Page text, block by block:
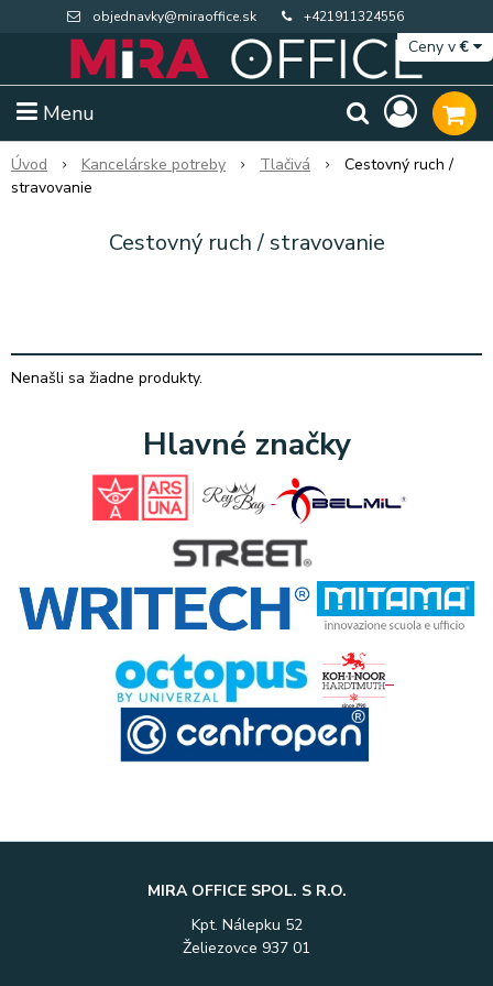
objednavky@miraoffice.sk +421911324556
Menu
Ceny v€
Extra výpredaj zásob Výpredaj BTS
Úvod Kancelárske potreby Tlačivá
Cestovný ruch /
stravovanie
Cestovný ruch / stravovanie
Nenašli sa žiadne produkty.
Hlavné značky
MIRA OFFICE SPOL. S R.O.
Kpt. Nálepku 52
Želiezovce 937 01